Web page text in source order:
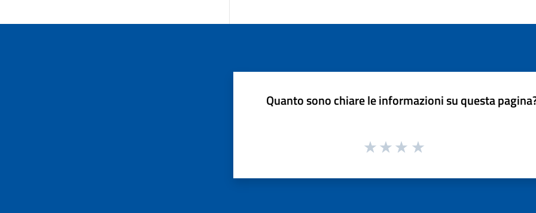
Quanto sono chiare le informazioni su questa